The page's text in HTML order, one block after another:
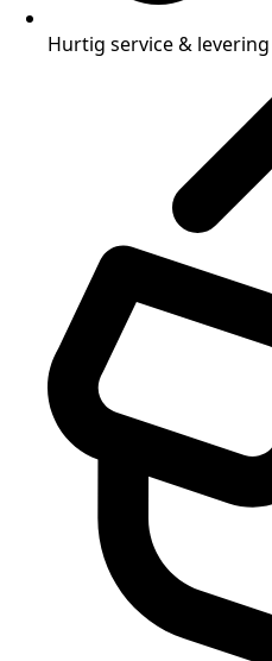
Hurtig service & levering